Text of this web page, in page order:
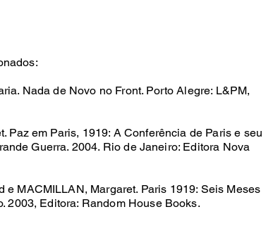
Nada de Novo no Front. Porto Alegre: L&PM,
Paz em Paris, 1919: A Conferência de Paris e seu
Guerra. 2004. Rio de Janeiro: Editora Nova
e MACMILLAN, Margaret. Paris 1919: Seis Meses
2003, Editora: Random House Books.